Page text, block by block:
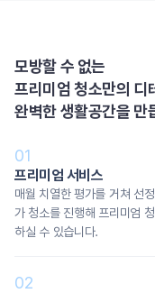
모방할 수 없는
프리미엄 청소만의 디
완벽한 생활공간을 만
01
프리미엄 서비스
매월 치열한 평가를 거쳐 선
가 청소를 진행해 프리미엄
하실 수 있습니다.
02